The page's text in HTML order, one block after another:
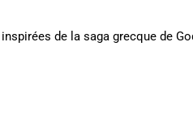
de la saga grecque de